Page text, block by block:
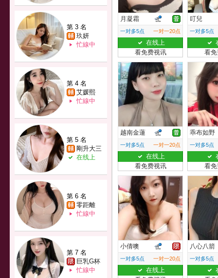
第 3 名
玖妍
忙線中
第 4 名
艾媛熙
忙線中
第 5 名
剛升大三
在线上
第 6 名
零距離
忙線中
第 7 名
巨乳G杯
忙線中
月凝霜
一对多5点 一对一20点
在线上
看免费视讯
叮兒
一对多5点
看
越南金蓮
一对多5点 一对一20点
在线上
看免费视讯
乖布如野
一对多5点
看
小倩噢
一对多5点 一对一20点
在线上
八心八箭
一对多5点